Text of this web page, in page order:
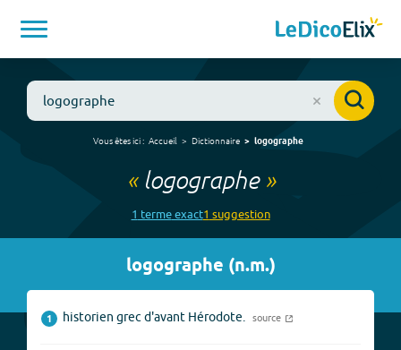
Vous êtes ici : Accueil Dictionnaire logographe
« logographe»
1 termeexact1 suggestion
logographe (n.m.)
1 historien grec d'avant Hérodote. source